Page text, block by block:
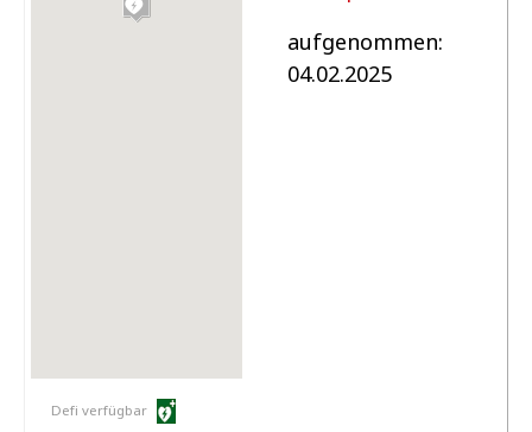
Defi verfügbar
aufgenommen:
04.02.2025